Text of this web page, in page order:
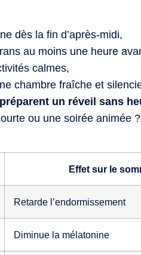
dès la fin d’après-midi,
au moins une heure
calmes,
chambre fraîche et
un réveil sans
ou une soirée animée
Effet sur le
Retarde l’endormissement
Diminue la mélatonine